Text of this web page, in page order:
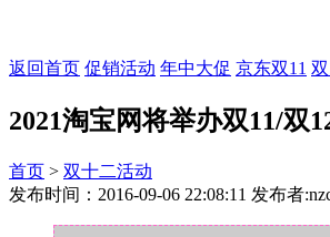
返回首页 促销活动 年中大促 京东双11
2021淘宝网将举办双11/双
首页 > 双十二活动
发布时间：2016-09-06 22:08:11 发布者